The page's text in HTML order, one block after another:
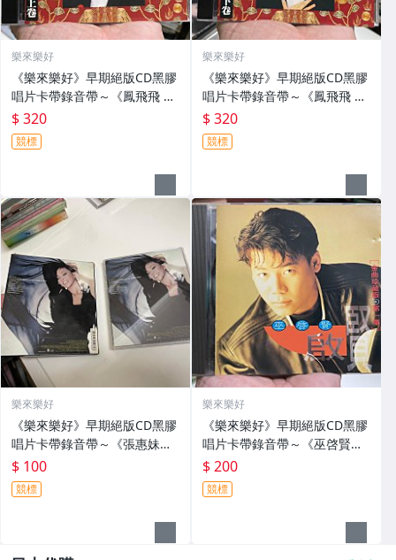
樂來樂好
《樂來樂好》早期絕版CD黑膠
唱片卡帶錄音帶～《鳳飛飛 珍
藏版 上卷》早期台灣版CD～
片優～
$ 320
競標
樂來樂好
《樂來樂好》早期絕版CD黑膠
唱片卡帶錄音帶～《鳳飛飛 珍
藏版 下卷》早期台灣版CD～
片優～
$ 320
競標
樂來樂好
《樂來樂好》早期絕版CD黑膠
唱片卡帶錄音帶～《張惠妹》
早期台灣版CD～
$ 100
競標
樂來樂好
《樂來樂好》早期絕版CD黑膠
唱片卡帶錄音帶～《巫啓賢》
早期台灣版CD～
$ 200
競標